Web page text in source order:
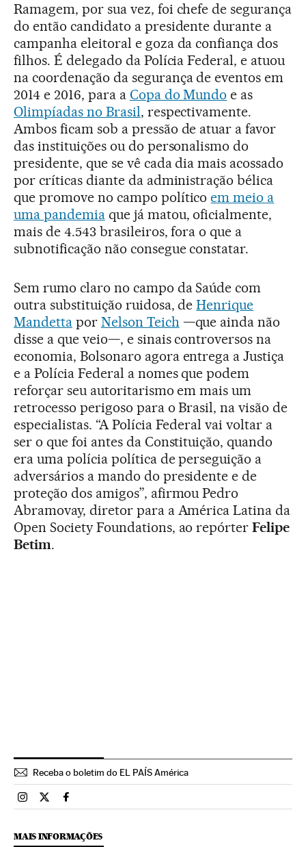
Ramagem, por sua vez, foi chefe de segurança
do então candidato a presidente durante a
campanha eleitoral e goza da confiança dos
filhos. É delegado da Polícia Federal, e atuou
na coordenação da segurança de eventos em
2014 e 2016, para a Copa do Mundo e as
Olimpíadas no Brasil, respectivamente.
Ambos ficam sob a pressão de atuar a favor
das instituições ou do personalismo do
presidente, que se vê cada dia mais acossado
por críticas diante da administração bélica
que promove no campo políticoem meio a
uma pandemiaque já matou, oficialmente,
mais de 4.543 brasileiros, fora o que a
subnotificação não consegue constatar.
Sem rumo claro no campo da Saúde com
outra substituição ruidosa, deHenrique
Mandettapor Nelson Teich —que ainda não
disse a que veio—, e sinais controversos na
economia, Bolsonaro agora entrega a Justiça
e a Polícia Federal a nomes que podem
reforçar seu autoritarismo em mais um
retrocesso perigoso para o Brasil, na visão de
especialistas. “A Polícia Federal vai voltar a
ser o que foi antes da Constituição, quando
era uma polícia política de perseguição a
adversários a mando do presidente e de
proteção dos amigos”, afirmou Pedro
Abramovay, diretor para a América Latina da
Open Society Foundations, ao repórterFelipe
Betim.
Receba o boletim do EL PAÍS América
Brasil El País Brasil en Instagram
Brasil El País Brasil en Twitter
Brasil El País Brasil en Facebook
MAIS INFORMAÇÕES